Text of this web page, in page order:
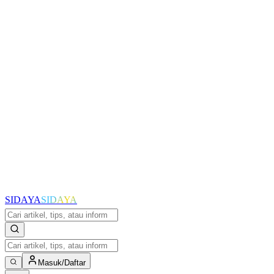
SIDAYASIDAYA
Masuk/Daftar